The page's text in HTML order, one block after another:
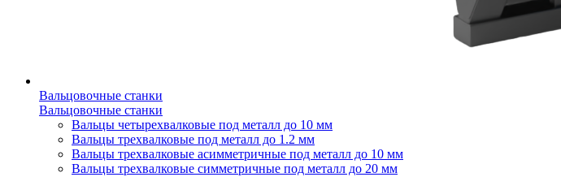
Вальцовочные станки
Вальцовочные станки
Вальцы четырехвалковые под металл до 10 мм
Вальцы трехвалковые под металл до 1.2 мм
Вальцы трехвалковые асимметричные под металл до 10 мм
Вальцы трехвалковые симметричные под металл до 20 мм